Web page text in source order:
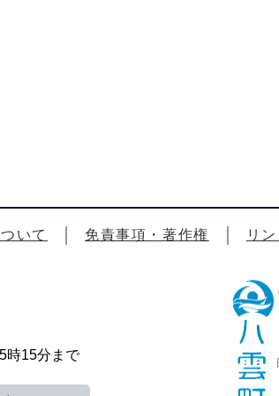
いて 免責事項・著作権 リ
時15分まで